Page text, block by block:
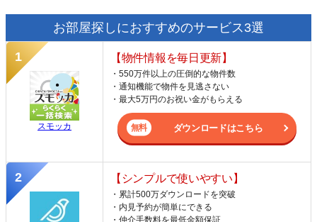
お部屋探しにおすすめのサービス3選
スモッカ
【物件情報を毎日更新】
・550万件以上の圧倒的な物件数
・通知機能で物件を見逃さない
・最大5万円のお祝い金がもらえる
ダウンロードはこちら
【シンプルで使いやすい】
・累計500万ダウンロードを突破
・内見予約が簡単にできる
・仲介手数料を最低金額保証